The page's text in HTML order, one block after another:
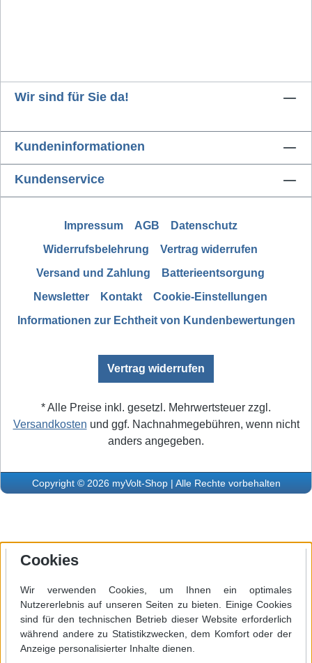
Wir sind für Sie da!
Kundeninformationen
Kundenservice
Impressum AGB
Datenschutz
Widerrufsbelehrung
Vertrag widerrufen
Versand und Zahlung
Batterieentsorgung
Newsletter
Kontakt
Cookie-Einstellungen
Informationen zur Echtheit von Kundenbewertungen
Vertrag widerrufen
* Alle Preise inkl. gesetzl. Mehrwertsteuer zzgl.
Versandkosten und ggf. Nachnahmegebühren, wenn nicht
anders angegeben.
Copyright © 2026 myVolt-Shop | Alle Rechte vorbehalten
Cookies
Wir verwenden Cookies, um Ihnen ein optimales
Nutzererlebnis auf unseren Seiten zu bieten. Einige Cookies
sind für den technischen Betrieb dieser Website erforderlich
während andere zu Statistikzwecken, dem Komfort oder der
Anzeige personalisierter Inhalte dienen.